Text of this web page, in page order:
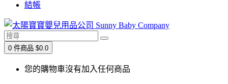
結帳
0 件商品 $0.0
您的購物車沒有加入任何商品